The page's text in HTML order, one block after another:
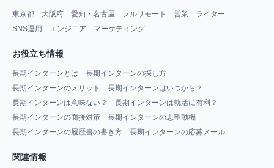
東京都 大阪府 愛知・名古屋 フルリモート 営業
ライター
SNS運用
エンジニア マーケティング
お役立ち情報
長期インターンとは
長期インターンの探し方
長期インターンのメリット
長期インターンはいつから？
長期インターンは意味ない？
長期インターンは就活に有利？
長期インターンの面接対策
長期インターンの志望動機
長期インターンの履歴書の書き方
長期インターンの応募メール
関連情報